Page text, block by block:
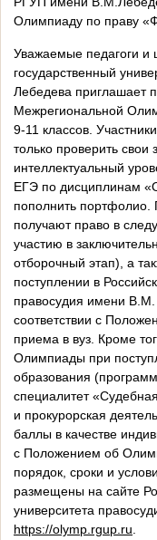
Олимпиаду по праву
Уважаемые педагоги и
государственный
Лебедева приглашает
Межрегиональной
9-11 классов.
только проверить свои
интеллектуальный
ЕГЭ по дисциплинам
пополнить
получают право в
участию в
отборочный этап), а
поступлении в
правосудия имени
соответствии с
приема в вуз. Кроме
Олимпиады при
образования
специалитет
и прокурорская
баллы в качестве
с Положением об
порядок, сроки и
размещены на сайте
университета
https://olymp.rgup.ru